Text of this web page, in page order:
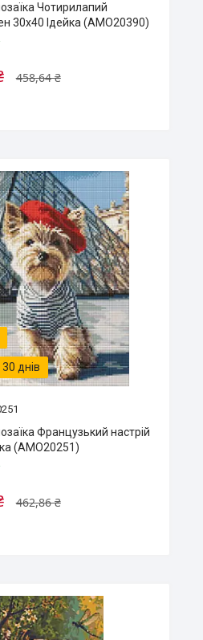
Чотирилапий
30х40 Ідейка (AMO20390)
458,64 ₴
днів
Французький настрій
(AMO20251)
462,86 ₴